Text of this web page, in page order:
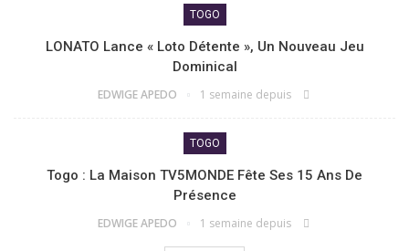
TOGO
LONATO Lance « Loto Détente », Un Nouveau Jeu
Dominical
EDWIGE APEDO 1 semaine depuis
TOGO
Togo : La Maison TV5MONDE Fête Ses 15 Ans De
Présence
EDWIGE APEDO 1 semaine depuis